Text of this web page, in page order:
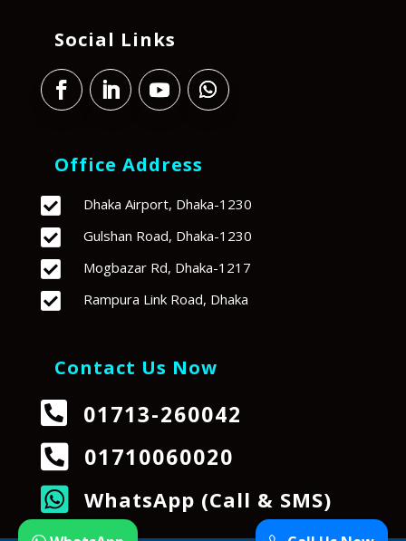
Social Links
Office Address
 Dhaka Airport, Dhaka-1230
 Gulshan Road, Dhaka-1230
 Mogbazar Rd, Dhaka-1217
 Rampura Link Road, Dhaka
Contact Us Now
 01713-260042
 01710060020
 WhatsApp (Call & SMS)